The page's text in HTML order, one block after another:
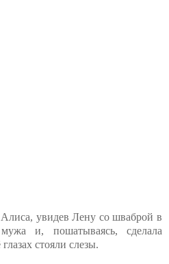
увидев Лену со шваброй в
и, пошатываясь, сделала
стояли слезы.